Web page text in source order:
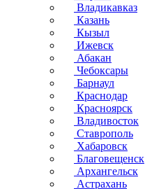
Владикавказ
Казань
Кызыл
Ижевск
Абакан
Чебоксары
Барнаул
Краснодар
Красноярск
Владивосток
Ставрополь
Хабаровск
Благовещенск
Архангельск
Астрахань